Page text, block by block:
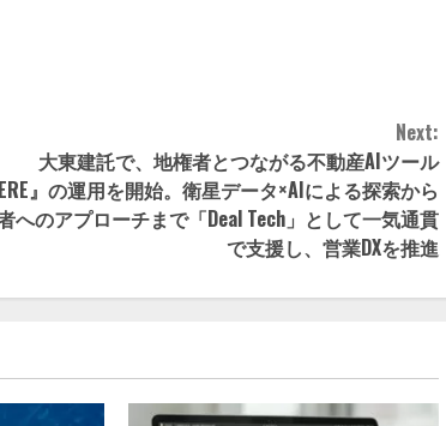
Next:
大東建託で、地権者とつながる不動産AIツール
』の運用を開始。衛星データ×AIによる探索から
へのアプローチまで「Deal Tech」として一気通貫
で支援し、営業DXを推進